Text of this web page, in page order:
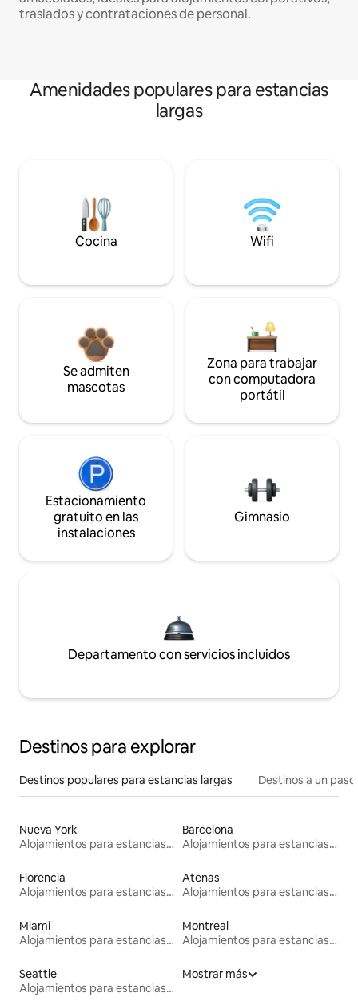
traslados y contrataciones de personal.
Amenidades populares para estancias
largas
Cocina Wifi
Se admiten
mascotas
Zona para trabajar
con computadora
portátil
Estacionamiento
gratuito en las
instalaciones
Gimnasio
Departamento con servicios incluidos
Destinos para explorar
Destinos populares para estancias largas Destinos a un
Nueva York
Alojamientos para estancias largas
Barcelona
Alojamientos para estancias largas
Florencia
Alojamientos para estancias largas
Atenas
Alojamientos para estancias largas
Miami
Alojamientos para estancias largas
Montreal
Alojamientos para estancias largas
Seattle
Alojamientos para estancias largas
Mostrar más